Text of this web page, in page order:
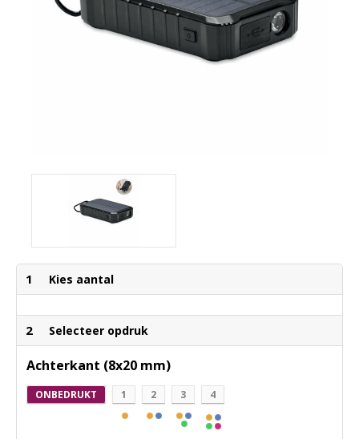
1 Kies aantal
2 Selecteer opdruk
Achterkant (8x20 mm)
ONBEDRUKT 1 2 3 4